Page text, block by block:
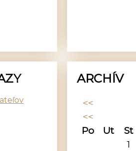
ARCHÍV
<<
<<
Po
Ut St
1